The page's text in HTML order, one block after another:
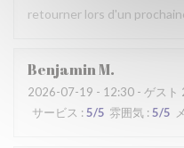
retourner lors d'un
BenjaminM
2026-07-19 - 12:30 - ゲスト
サービス :5/5 雰囲気 : 5/5